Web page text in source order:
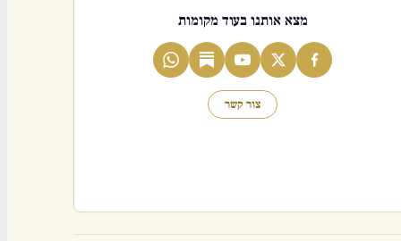
מצא אותנו בעוד מקומות
צור קשר